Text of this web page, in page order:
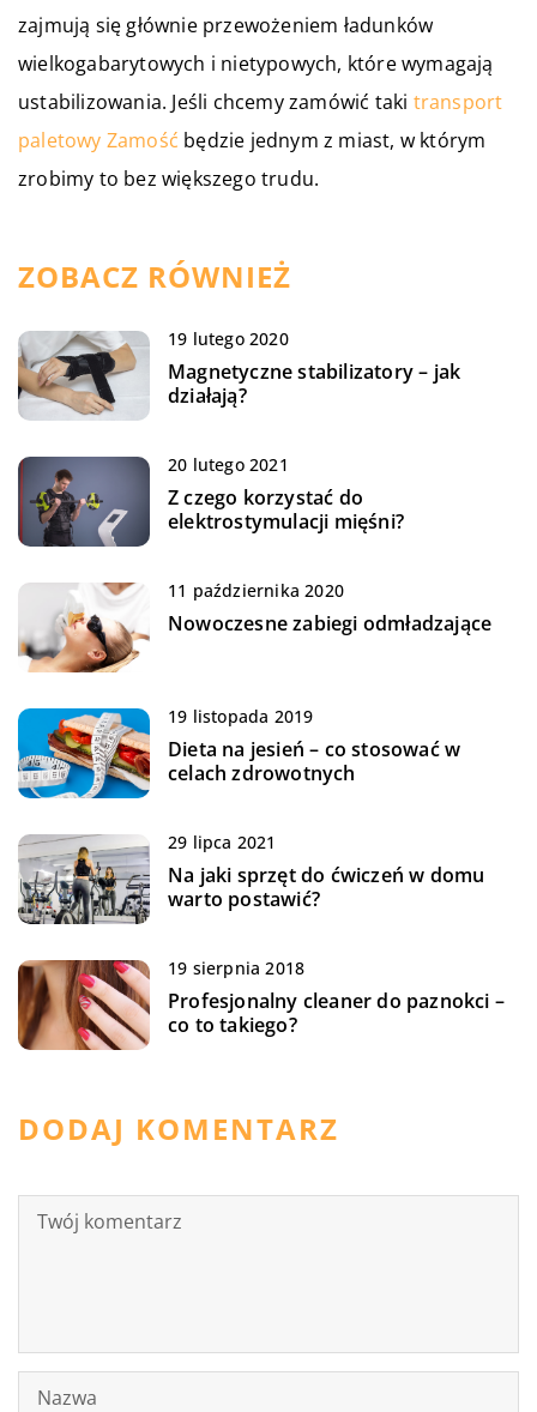
zajmują się głównie przewożeniem ładunków
wielkogabarytowych i nietypowych, które wymagają
ustabilizowania. Jeśli chcemy zamówić taki transport
paletowy Zamość będzie jednym z miast, w którym
zrobimy to bez większego trudu.
ZOBACZ RÓWNIEŻ
19 lutego 2020
Magnetyczne stabilizatory – jak
działają?
20 lutego 2021
Z czego korzystać do
elektrostymulacji mięśni?
11 października 2020
Nowoczesne zabiegi odmładzające
19 listopada 2019
Dieta na jesień – co stosować w
celach zdrowotnych
29 lipca 2021
Na jaki sprzęt do ćwiczeń w domu
warto postawić?
19 sierpnia 2018
Profesjonalny cleaner do paznokci –
co to takiego?
DODAJ KOMENTARZ